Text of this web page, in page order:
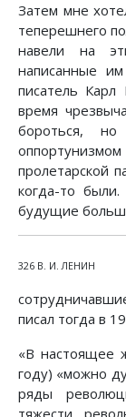
Затем мне
теперешнего
навели на
написанные
писатель
время
бороться,
пролетарской
когда-то
будущие
326 В. И. ЛЕНИН
писал тогда в
«В настоящее
году) «можно
ряды